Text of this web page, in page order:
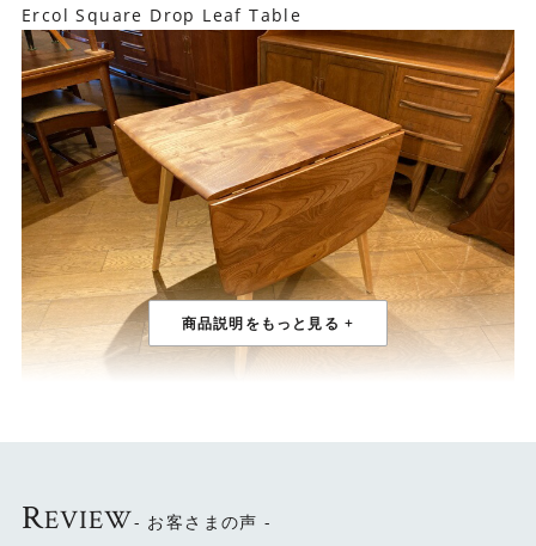
Ercol Square Drop Leaf Table
ダイニングテーブル。
人数やお部屋の広さに合わせて大きさを変えられる機能的
なテーブルです。
REVIEW- お客さまの声 -